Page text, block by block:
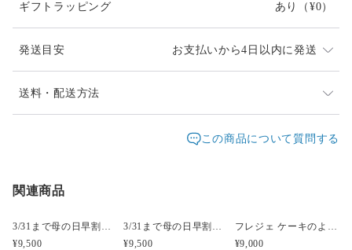
(造花)です。
size:φ約22㎝
ギフトラッピング あり （¥0）
発送目安 お支払いから4日以内に発送
同一花材が廃盤等入手できない場合、類似の花材になり
発送は通常2、3日以内（土日祝日を除く）に対応させて
さい。改めてご連絡差し上げますので、ご理解のほど宜
しくお願い致します。
送料・配送方法
宅急便（ヤマト）
¥5,000以上のご注文で送料無料
この商品について質問する
関連商品
3/31まで母の日早割・5束限定 ピオニーのアーティフィシャルフラワーブーケ Merci Élégantメルシーエレガン
¥9,500
3/31まで母の日早割・5束限定 ローズのアーティフィシャルフラワーブーケ Bonheur Rosé（ボヌール・ロゼ）
¥9,500
フレジェ ケーキのようなプリザーブドフラワーアレンジメント
¥9,000